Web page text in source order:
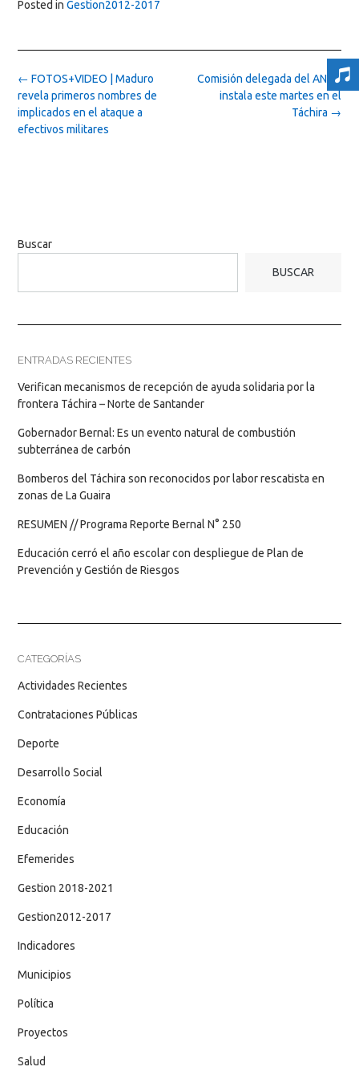
Posted in Gestion2012-2017
Post
navigation
Comisión delegada del AN se
instala este martes en el
Táchira →
← FOTOS+VIDEO | Maduro
revela primeros nombres de
implicados en el ataque a
efectivos militares
Buscar
BUSCAR
ENTRADAS RECIENTES
Verifican mecanismos de recepción de ayuda solidaria por la
frontera Táchira – Norte de Santander
Gobernador Bernal: Es un evento natural de combustión
subterránea de carbón
Bomberos del Táchira son reconocidos por labor rescatista en
zonas de La Guaira
RESUMEN // Programa Reporte Bernal N° 250
Educación cerró el año escolar con despliegue de Plan de
Prevención y Gestión de Riesgos
CATEGORÍAS
Actividades Recientes
Contrataciones Públicas
Deporte
Desarrollo Social
Economía
Educación
Efemerides
Gestion 2018-2021
Gestion2012-2017
Indicadores
Municipios
Política
Proyectos
Salud